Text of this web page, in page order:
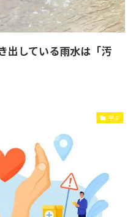
出している雨水は「汚
学ぶ